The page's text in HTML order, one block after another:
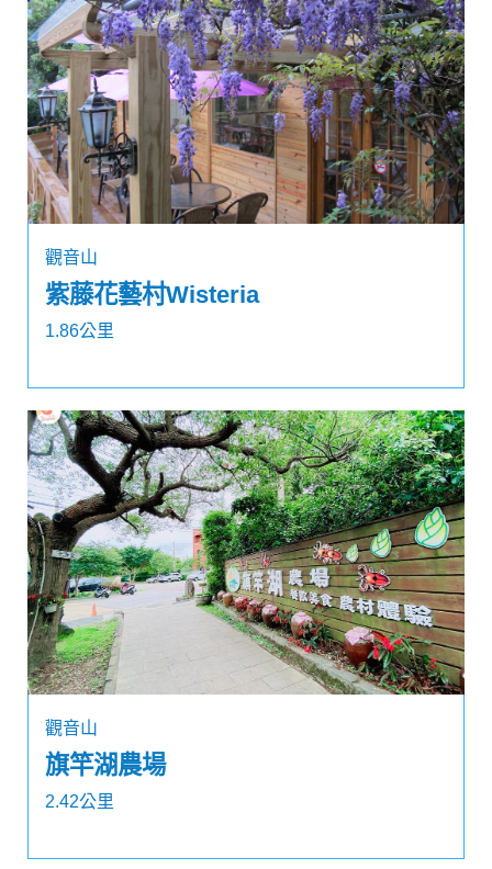
觀音山
紫藤花藝村Wisteria
1.86公里
觀音山
旗竿湖農場
2.42公里